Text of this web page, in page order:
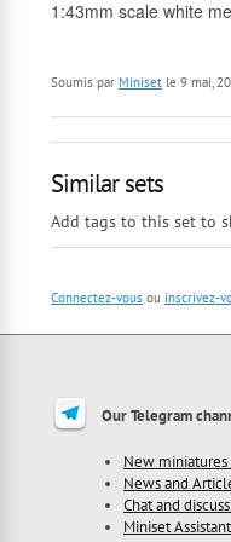
1:43mm scale white
Soumis par Miniset le 9 mai,
Similar sets
Add tags to this set to
Connectez-vous ou inscrivez-
Our Telegram
New miniatures
News and
Chat and
Miniset